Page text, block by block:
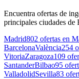
Encuentra ofertas de
principales ciudades de
Madrid802 ofertas en
BarcelonaValència254
VitoriaZaragoza109
SantanderBilbao95
ValladolidSevilla83